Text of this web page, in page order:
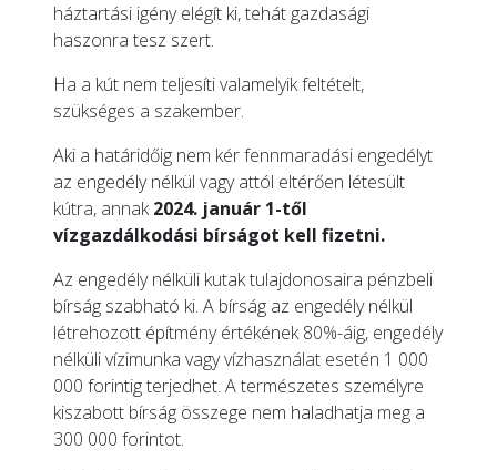
háztartási igény elégít ki, tehát gazdasági
haszonra tesz szert.
Ha a kút nem teljesíti valamelyik feltételt,
szükséges a szakember.
Aki a határidőig nem kér fennmaradási engedélyt
az engedély nélkül vagy attól eltérően létesült
kútra, annak2024. január 1-től
vízgazdálkodási bírságot kell fizetni.
Az engedély nélküli kutak tulajdonosaira pénzbeli
bírság szabható ki. A bírság az engedély nélkül
létrehozott építmény értékének 80%-áig, engedély
nélküli vízimunka vagy vízhasználat esetén 1 000
000 forintig terjedhet. A természetes személyre
kiszabott bírság összege nem haladhatja meg a
300 000 forintot.